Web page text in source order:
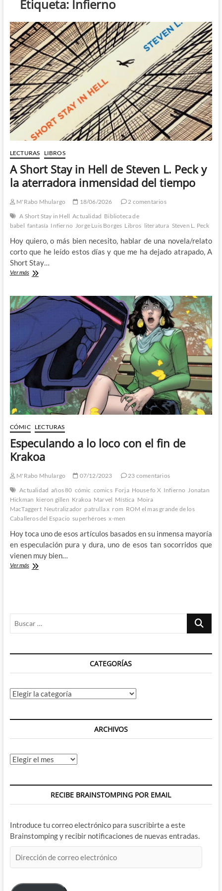
Etiqueta: Infierno
LECTURAS LIBROS
A Short Stay in Hell de Steven L. Peck y
la aterradora inmensidad del tiempo
M'Rabo Mhulargo 18/06/2026
2 comentarios
A Short Stay in Hell Actualidad Biblioteca de
babel fantasía Infierno Jorge Luis Borges Libros literatura Steven L. Peck
Hoy quiero, o más bien necesito, hablar de una novela/relato
corto que he leído estos días y que me ha dejado atrapado, A
Short Stay…
Ver másA
in
Hell
de
Peck
la
aterradora
inmensidad
del
tiempo
CÓMIC LECTURAS
Especulando a lo loco con el fin de
Krakoa
M'Rabo Mhulargo 07/12/2023
23 comentarios
Actualidad años 80 cómic comics Forja House fo X Infierno Jonatan
Hickman kieron gillen Krakoa Marvel Mística Moira
MacTaggert Neutralizador patrulla x rom ROM el mas grande de los
Caballeros del Espacio superhéroes x-men
Hoy toca uno de esos artículos basados en su inmensa mayoría
en especulación pura y dura, uno de esos tan socorridos que
vienen muy bien…
Ver másEspeculando
de
Buscar
CATEGORÍAS
Categorías
ARCHIVOS
Archivos
RECIBE BRAINSTOMPING POR EMAIL
Introduce tu correo electrónico para suscribirte a este
Brainstomping y recibir notificaciones de nuevas entradas.
de
electrónico